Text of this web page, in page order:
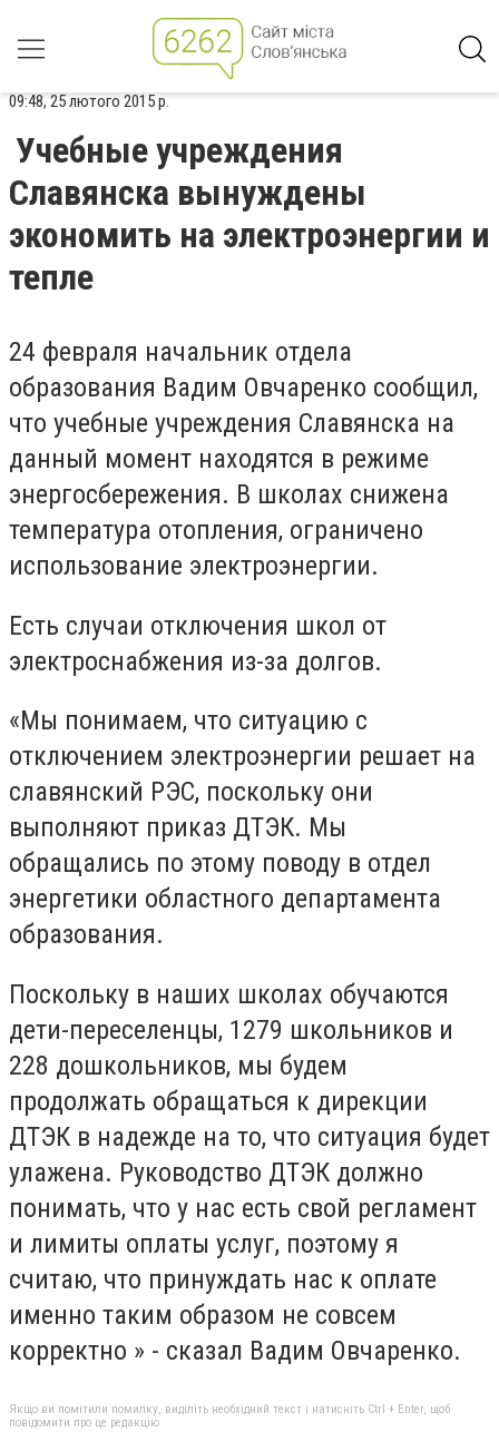
09:48, 25 лютого 2015 р.
Учебные учреждения
Славянска вынуждены
экономить на электроэнергии и
тепле
24 февраля начальник отдела
образования Вадим Овчаренко сообщил,
что учебные учреждения Славянска на
данный момент находятся в режиме
энергосбережения. В школах снижена
температура отопления, ограничено
использование электроэнергии.
Есть случаи отключения школ от
электроснабжения из-за долгов.
«Мы понимаем, что ситуацию с
отключением электроэнергии решает на
славянский РЭС, поскольку они
выполняют приказ ДТЭК. Мы
обращались по этому поводу в отдел
энергетики областного департамента
образования.
Поскольку в наших школах обучаются
дети-переселенцы, 1279 школьников и
228 дошкольников, мы будем
продолжать обращаться к дирекции
ДТЭК в надежде на то, что ситуация будет
улажена. Руководство ДТЭК должно
понимать, что у нас есть свой регламент
и лимиты оплаты услуг, поэтому я
считаю, что принуждать нас к оплате
именно таким образом не совсем
корректно » - сказал Вадим Овчаренко.
Якщо ви помітили помилку, виділіть необхідний текст і натисніть Ctrl + Enter, щоб
повідомити про це редакцію